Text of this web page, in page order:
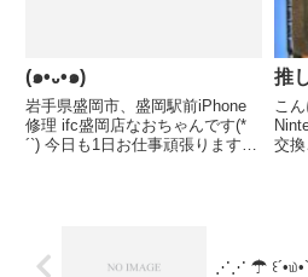
(๑•᎑•๑)
岩手県盛岡市、盛岡駅前iPhone
修理 ifc盛岡店なおちゃんです(*
´`) 今日も1日お仕事頑張ります( ˊ
推
こ
交
⋰⋰ ☂